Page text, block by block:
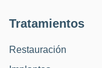
Tratamientos
Restauración